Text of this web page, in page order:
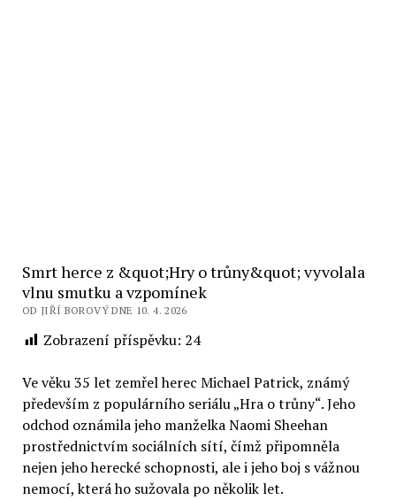
Smrt herce z &quot;Hry o trůny&quot; vyvolala
vlnu smutku a vzpomínek
OD JIŘÍ BOROVÝ DNE 10. 4. 2026
Zobrazení příspěvku: 24
Ve věku 35 let zemřel herec Michael Patrick, známý
především z populárního seriálu „Hra o trůny“. Jeho
odchod oznámila jeho manželka Naomi Sheehan
prostřednictvím sociálních sítí, čímž připomněla
nejen jeho herecké schopnosti, ale i jeho boj s vážnou
nemocí, která ho sužovala po několik let.